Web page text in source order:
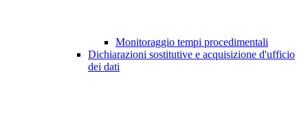
Monitoraggio tempi procedimentali
Dichiarazioni sostitutive e acquisizione d'ufficio
dei dati